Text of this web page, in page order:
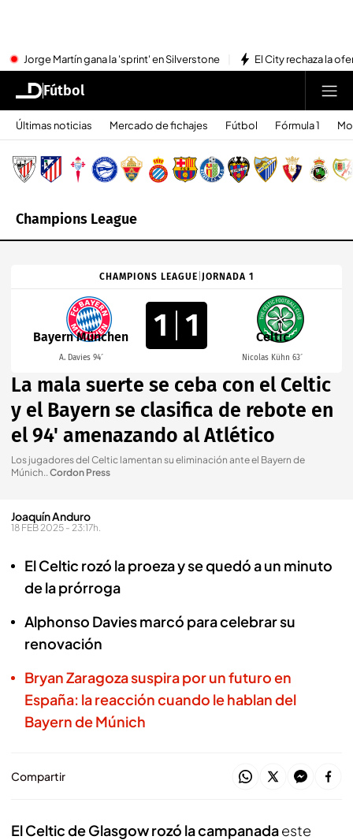
Jorge Martín gana la 'sprint' en Silverstone El City rechaza la
Fútbol
Últimas noticias Mercado de fichajes Fútbol Fórmula 1
Champions League
CHAMPIONS LEAGUE JORNADA 1
Bayern München
A. Davies 94´
1 1 Celtic
Nicolas Kühn 63´
La mala suerte se ceba con el Celtic
y el Bayern se clasifica de rebote en
el 94' amenazando al Atlético
Los jugadores del Celtic lamentan su eliminación ante el Bayern de
Múnich..Cordon Press
Joaquín Anduro
18 FEB 2025 - 23:17h.
El Celtic rozó la proeza y se quedó a un minuto
de la prórroga
Alphonso Davies marcó para celebrar su
renovación
Bryan Zaragoza suspira por un futuro en
España: la reacción cuando le hablan del
Bayern de Múnich
Compartir
El Celtic de Glasgow rozó la campanadaeste